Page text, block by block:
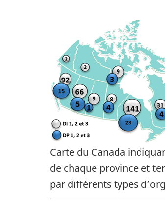
Carte du Canada
de chaque province et
par différents types